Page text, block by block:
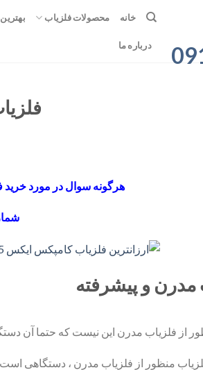
خانه محصولات فلزیاب
درباره ما
هرگونه سوال در مورد خرید
شماره
مدرن و پیشرفته
از فلزیاب مدرن این نیست که حتما آن
منظور از فلزیاب مدرن ، دستگاهی